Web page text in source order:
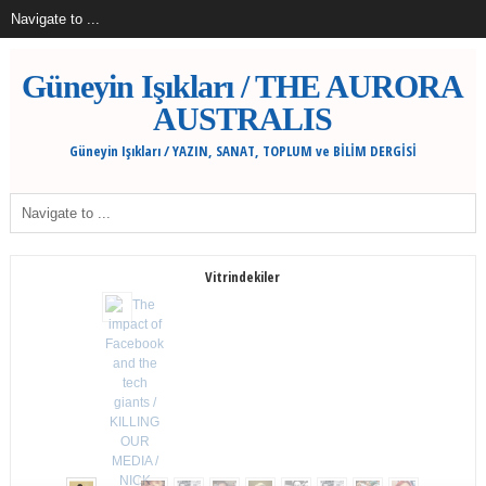
Güneyin Işıkları / THE AURORA
AUSTRALIS
Güneyin Işıkları / YAZIN, SANAT, TOPLUM ve BİLİM DERGİSİ
Vitrindekiler